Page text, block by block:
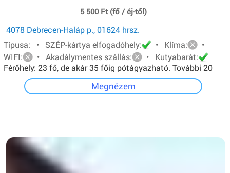
5 500 Ft (fő / éj-től)
4078 Debrecen-Haláp p., 01624 hrsz.
Típusa: • SZÉP-kártya elfogadóhely:
• Klíma:
•
WIFI:
• Akadálymentes szállás:
• Kutyabarát:
Férőhely: 23 fő, de akár 35 főig pótágyazható. További 20
főt pedig sátorban tudunk elhelyezni.
Megnézem